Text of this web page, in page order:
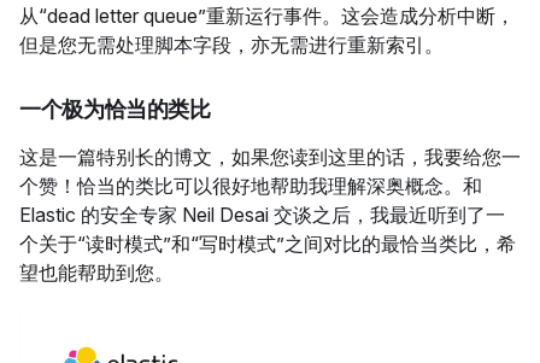
从“dead letter queue”重新运行事件。这会造成分析中断，
但是您无需处理脚本字段，亦无需进行重新索引。
一个极为恰当的类比
这是一篇特别长的博文，如果您读到这里的话，我要给您一
个赞！恰当的类比可以很好地帮助我理解深奥概念。和
Elastic 的安全专家 Neil Desai 交谈之后，我最近听到了一
个关于“读时模式”和“写时模式”之间对比的最恰当类比，希
望也能帮助到您。